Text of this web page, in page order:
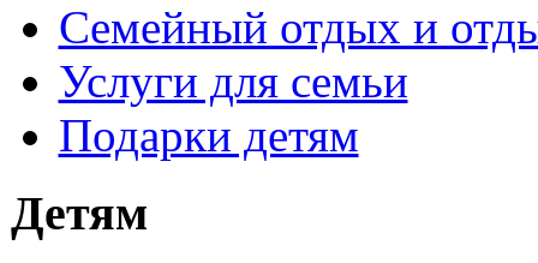
Семейный отдых и
Услуги для семьи
Подарки детям
Детям